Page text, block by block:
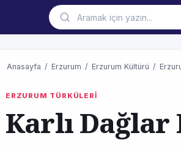
Anasayfa / Erzurum / Erzurum Kültürü /
ERZURUM TÜRKÜLERİ
Karlı Dağlar